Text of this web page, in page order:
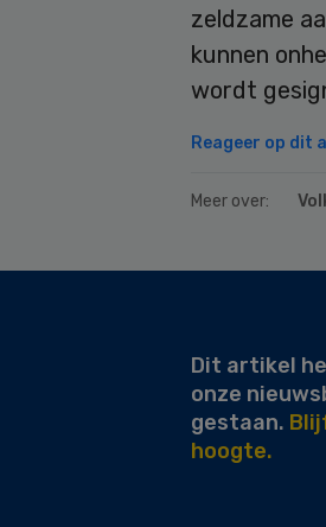
zeldzame
kunnen
wordt
Reageer op dit
Meer over:
Dit artikel
onze
gestaan.
hoogte.